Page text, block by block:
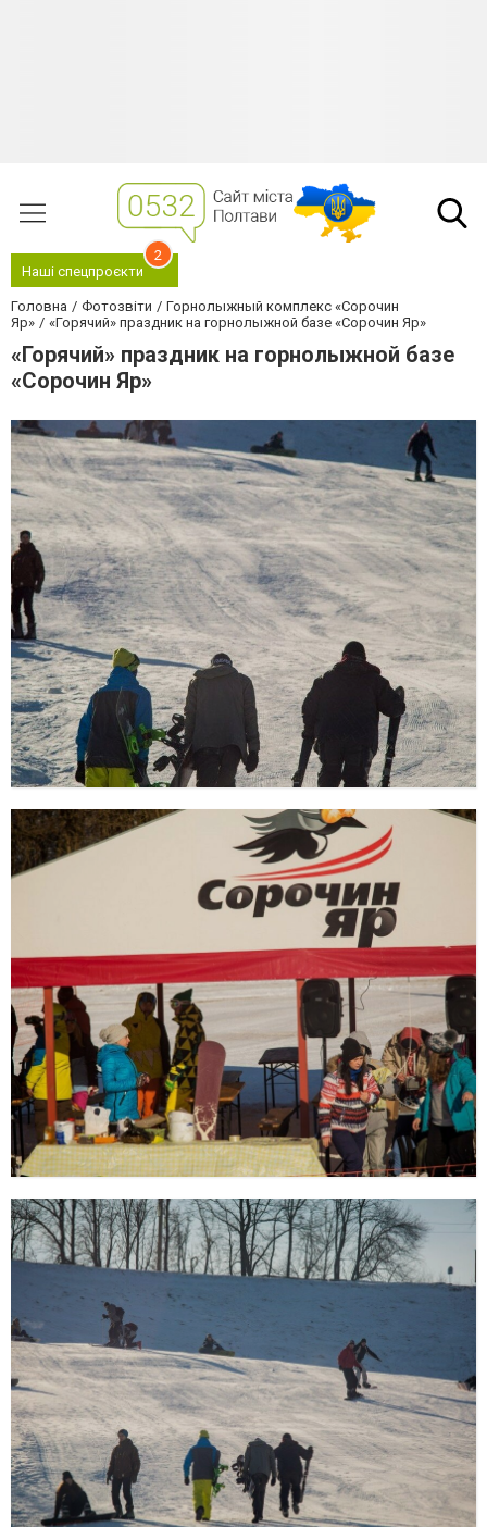
Наші спецпроєкти
2
Головна Фотозвіти
Горнолыжный комплекс «Сорочин
Яр»
«Горячий» праздник на горнолыжной базе «Сорочин Яр»
«Горячий» праздник на горнолыжной базе
«Сорочин Яр»